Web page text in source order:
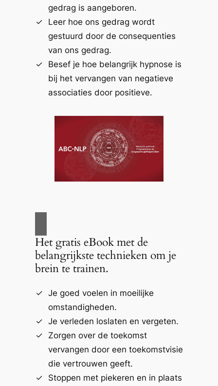
gedrag is aangeboren.
Leer hoe ons gedrag wordt
gestuurd door de consequenties
van ons gedrag.
Besef je hoe belangrijk hypnose is
bij het vervangen van negatieve
associaties door positieve.
Het gratis eBook met de
belangrijkste technieken om je
brein te trainen.
Je goed voelen in moeilijke
omstandigheden.
Je verleden loslaten en vergeten.
Zorgen over de toekomst
vervangen door een toekomstvisie
die vertrouwen geeft.
Stoppen met piekeren en in plaats